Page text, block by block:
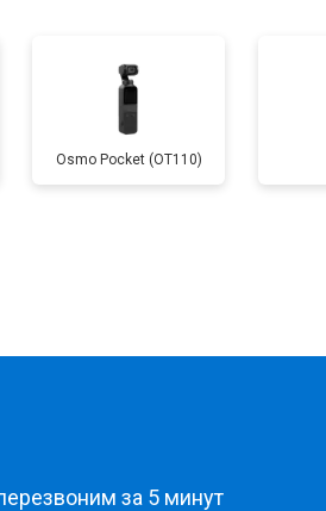
Osmo Pocket (OT110)
за 5 минут